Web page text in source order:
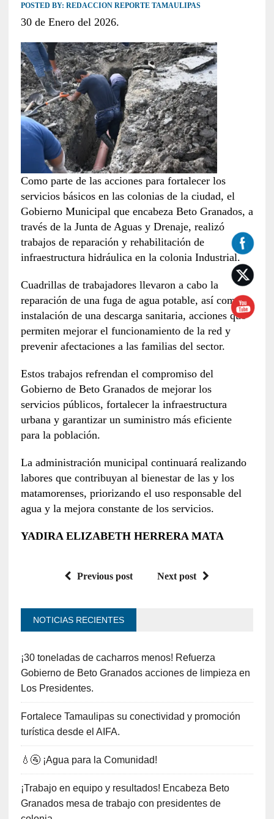
POSTED BY: REDACCION REPORTE TAMAULIPAS
30 de Enero del 2026.
Como parte de las acciones para fortalecer los
servicios básicos en las colonias de la ciudad, el
Gobierno Municipal que encabeza Beto Granados, a
través de la Junta de Aguas y Drenaje, realizó
trabajos de reparación y rehabilitación de
infraestructura hidráulica en la colonia Industrial.
Cuadrillas de trabajadores llevaron a cabo la
reparación de una fuga de agua potable, así como la
instalación de una descarga sanitaria, acciones que
permiten mejorar el funcionamiento de la red y
prevenir afectaciones a las familias del sector.
Estos trabajos refrendan el compromiso del
Gobierno de Beto Granados de mejorar los
servicios públicos, fortalecer la infraestructura
urbana y garantizar un suministro más eficiente
para la población.
La administración municipal continuará realizando
labores que contribuyan al bienestar de las y los
matamorenses, priorizando el uso responsable del
agua y la mejora constante de los servicios.
YADIRA ELIZABETH HERRERA MATA
Previous post Next post
NOTICIAS RECIENTES
¡30 toneladas de cacharros menos! Refuerza
Gobierno de Beto Granados acciones de limpieza en
Los Presidentes.
Fortalece Tamaulipas su conectividad y promoción
turística desde el AIFA.
💧🚰 ¡Agua para la Comunidad!
¡Trabajo en equipo y resultados! Encabeza Beto
Granados mesa de trabajo con presidentes de